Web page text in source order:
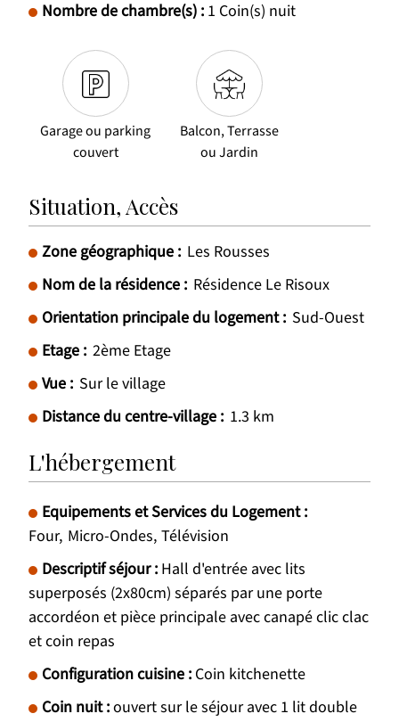
Nombre de chambre(s) : 1 Coin(s) nuit
Garage ou parking
couvert
Balcon, Terrasse
ou Jardin
Situation, Accès
Zone géographique : Les Rousses
Nom de la résidence : Résidence Le Risoux
Orientation principale du logement : Sud-Ouest
Etage : 2ème Etage
Vue : Sur le village
Distance du centre-village : 1.3 km
L'hébergement
Equipements et Services du Logement:
Four Micro-Ondes Télévision
Descriptif séjour: Hall d'entrée avec lits
superposés (2x80cm) séparés par une porte
accordéon et pièce principale avec canapé clic clac
et coin repas
Configuration cuisine : Coin kitchenette
Coin nuit:ouvert sur le séjour avec 1 lit double